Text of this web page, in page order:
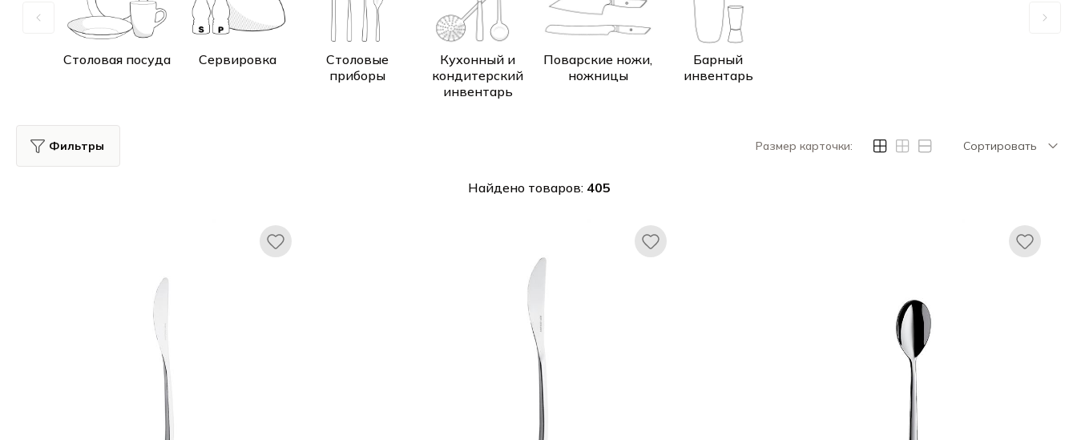
Столовая посуда Сервировка
Столовые
приборы
Кухонный и
кондитерский
инвентарь
Поварские ножи,
ножницы
Барный
инвентарь
Фильтры Размер карточки: Сортировать
Найдено товаров: 405